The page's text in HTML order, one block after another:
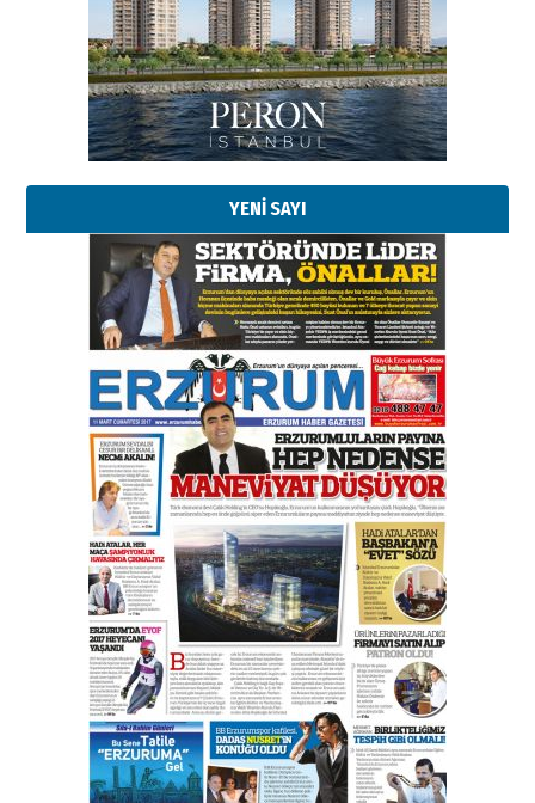
YENİ SAYI
Başkan Sekmen’den Erzurum’a
bir vizyon proje daha!
02 Ağustos 2026 Pazar
Kadir SABUNCUOĞLU
Erzurumspor’un köşe taşları
29 Haziran 2026 Pazartesi
Kenan GÜLERCİ
Murat Şahsuvaroğlu ERKON’da
çıtayı yukarı taşırken,
yönetimdekiler aşağı
çekmemeli!
17 Şubat 2026 SalıOrhan BOZKURT
Bir fotoğraf, bir şehir, bir
gazeteci… Dizginler kimin
elinde?
31 Mart 2026 Salı
A. Berhan Yılmaz
BİR BÖLÜM DEĞİL, BİR ÖMÜR
SEÇİYORSUNUZ… “NEDEN
ATATÜRK ÜNİVERSİTESİ?”
28 Temmuz 2026 Salı
Ahmet Gökhan YAZICI
Ahmed Yesevi’den bir Alperen…
”Reisimiz” idi… Hakka yürüdü.!
26 Mart 2026 Perşembe
Cem Bakırcı
Ardında bıraktığı hatıralarıyla
gönül adamı Faruk Terzioğlu!
13 Mayıs 2026 Çarşamba
Esat BİNDESEN